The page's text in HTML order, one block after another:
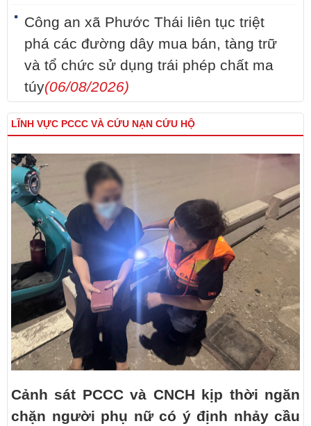
Công an xã Phước Thái liên tục triệt
phá các đường dây mua bán, tàng trữ
và tổ chức sử dụng trái phép chất ma
túy(06/08/2026)
LĨNH VỰC PCCC VÀ CỨU NẠN CỨU HỘ
Cảnh sát PCCC và CNCH kịp thời ngăn
chặn người phụ nữ có ý định nhảy cầu